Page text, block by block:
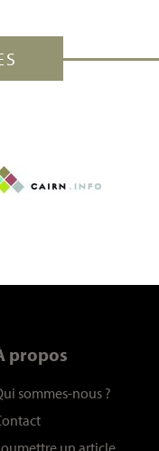
propos
sommes-nous ?